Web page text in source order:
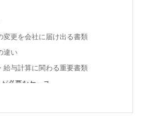
変更を会社に届け出る書類
違い
給与計算に関わる重要書類
必要なケース
とき
どで氏名が変わったとき